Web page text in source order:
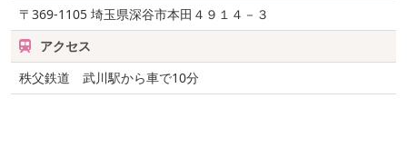
〒369-1105 埼玉県深谷市本田４９１４－３
アクセス
秩父鉄道 武川駅から車で10分